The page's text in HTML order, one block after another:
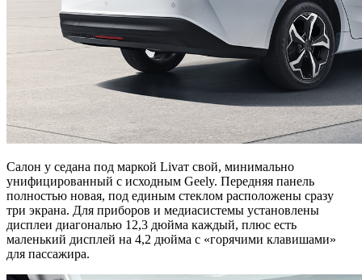
Салон у седана под маркой Livaт свой, минимально
унифицированный с исходным Geely. Передняя панель
полностью новая, под единым стеклом расположены сразу
три экрана. Для приборов и медиасистемы установлены
дисплеи диагональю 12,3 дюйма каждый, плюс есть
маленький дисплей на 4,2 дюйма с «горячими клавишами»
для пассажира.